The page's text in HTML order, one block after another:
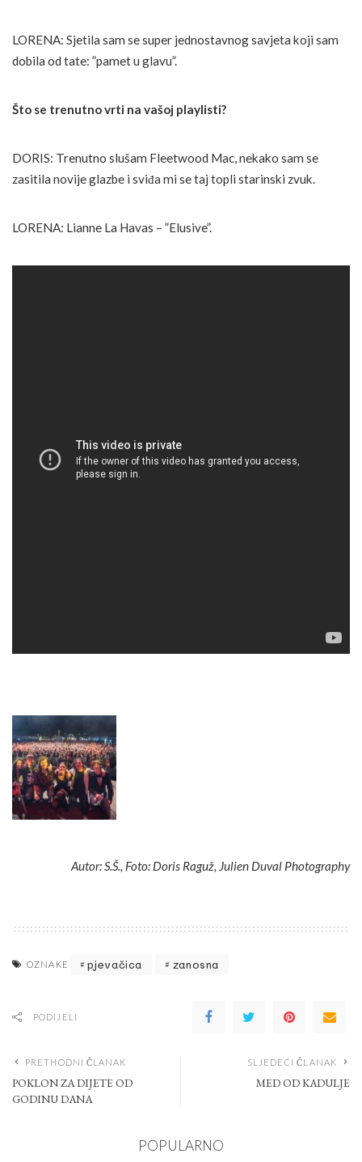
LORENA: Sjetila sam se super jednostavnog savjeta koji sam
dobila od tate: ”pamet u glavu”.
Što se trenutno vrti na vašoj playlisti?
DORIS: Trenutno slušam Fleetwood Mac, nekako sam se
zasitila novije glazbe i sviđa mi se taj topli starinski zvuk.
LORENA: Lianne La Havas – ”Elusive”.
Autor: S.Š., Foto: Doris Raguž, Julien Duval Photography
OZNAKE pjevačica zanosna
PODIJELI
PRETHODNI ČLANAK
POKLON ZA DIJETE OD
GODINU DANA
SLJEDEĆI ČLANAK
MED OD KADULJE
POPULARNO